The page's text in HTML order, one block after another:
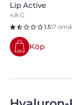
Lip Active
4.8 G
1.517
Köp